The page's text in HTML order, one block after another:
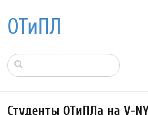
ОТиПЛ
Студенты ОТиПЛа на V-